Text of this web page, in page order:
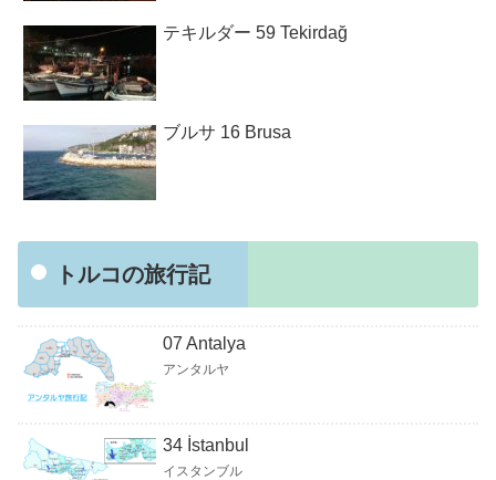
テキルダー 59 Tekirdağ
ブルサ 16 Brusa
トルコの旅行記
07 Antalya
アンタルヤ
34 İstanbul
イスタンブル